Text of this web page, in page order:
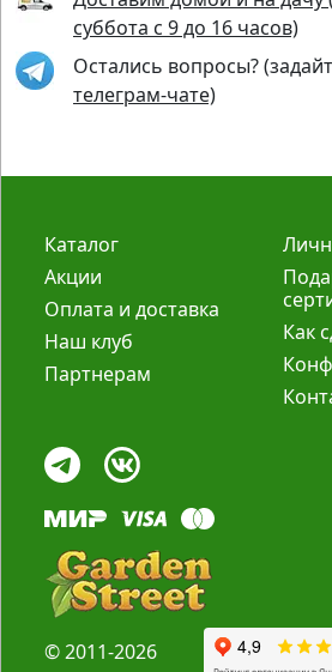
суббота с 9 до 16 часов)
Остались вопросы?
телеграм-чате)
Каталог
Акции
Оплата и доставка
Наш клуб
Партнерам
Как
© 2011-2026